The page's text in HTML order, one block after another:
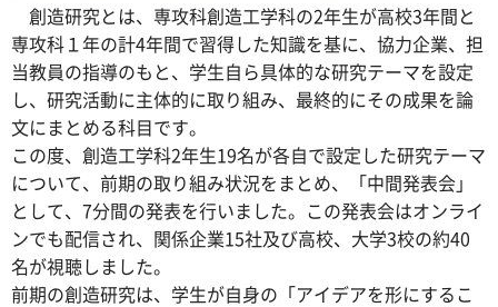
創造研究とは、専攻科創造工学科の2年生が高校3年間と
専攻科１年の計4年間で習得した知識を基に、協力企業、担
当教員の指導のもと、学生自ら具体的な研究テーマを設定
し、研究活動に主体的に取り組み、最終的にその成果を論
文にまとめる科目です。
この度、創造工学科2年生19名が各自で設定した研究テーマ
について、前期の取り組み状況をまとめ、「中間発表会」
として、7分間の発表を行いました。この発表会はオンライ
ンでも配信され、関係企業15社及び高校、大学3校の約40
名が視聴しました。
前期の創造研究は、学生が自身の「アイデアを形にするこ